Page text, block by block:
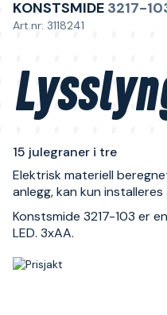
KONSTSMIDE 3217-
Art.nr: 3118241
15 julegraner i tre
Elektrisk materiell
anlegg, kan kun
Konstsmide 3217-103 er
LED. 3xAA.